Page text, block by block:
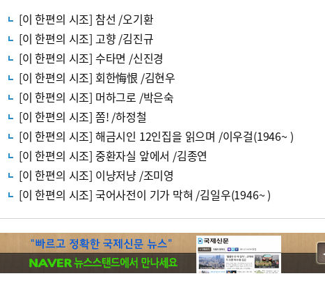
[이 한편의 시조] 참선 /오기환
[이 한편의 시조] 고향 /김진규
[이 한편의 시조] 수타면 /신진경
[이 한편의 시조] 회한悔恨 /김현우
[이 한편의 시조] 머하그로 /박은숙
[이 한편의 시조] 쫌! /하정철
[이 한편의 시조] 해금시인 12인집을 읽으며 /이우걸(1946~ )
[이 한편의 시조] 중환자실 앞에서 /김종연
[이 한편의 시조] 이냥저냥 /조미영
[이 한편의 시조] 국어사전이 기가 막혀 /김일우(1946~ )